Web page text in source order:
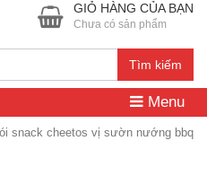
Tìm kiếm
GIỎ HÀNG CỦA BẠN
Chưa có sản phẩm
Menu
snack cheetos vị sườn nướng bbq